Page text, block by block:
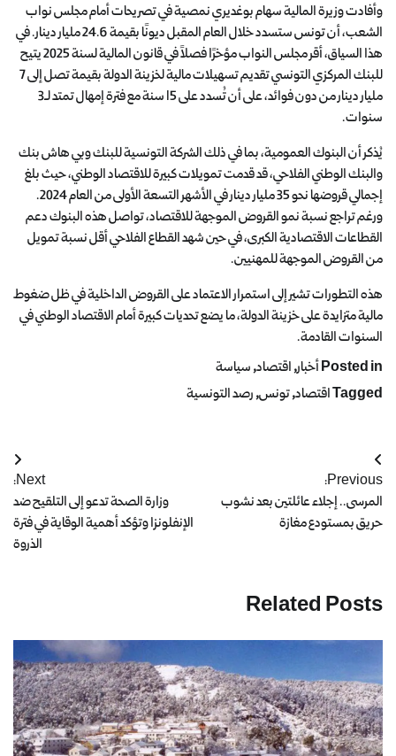
وأفادت وزيرة المالية سهام بوغديري نمصية في تصريحات أمام مجلس نواب
الشعب، أن تونس ستسدد خلال العام المقبل ديونًا بقيمة 24.6 مليار دينار. في
هذا السياق، أقر مجلس النواب مؤخرًا فصلاً في قانون المالية لسنة 2025 يتيح
للبنك المركزي التونسي تقديم تسهيلات مالية لخزينة الدولة بقيمة تصل إلى 7
مليار دينار من دون فوائد، على أن تُسدد على 15 سنة مع فترة إمهال تمتد لـ3
سنوات.
يُذكر أن البنوك العمومية، بما في ذلك الشركة التونسية للبنك وبي هاش بنك
والبنك الوطني الفلاحي، قد قدمت تمويلات كبيرة للاقتصاد الوطني، حيث بلغ
إجمالي قروضها نحو 35 مليار دينار في الأشهر التسعة الأولى من العام 2024.
ورغم تراجع نسبة نمو القروض الموجهة للاقتصاد، تواصل هذه البنوك دعم
القطاعات الاقتصادية الكبرى، في حين شهد القطاع الفلاحي أقل نسبة تمويل
من القروض الموجهة للمهنيين.
هذه التطورات تشير إلى استمرار الاعتماد على القروض الداخلية في ظل ضغوط
مالية متزايدة على خزينة الدولة، ما يضع تحديات كبيرة أمام الاقتصاد الوطني في
السنوات القادمة.
Posted inأخبار,اقتصاد,سياسة
Taggedاقتصاد,تونس,رصد التونسية
Previous:
المرسى.. إجلاء عائلتين بعد نشوب
حريق بمستودع مغازة
Next:
وزارة الصحة تدعو إلى التلقيح ضد
الإنفلونزا وتؤكد أهمية الوقاية في فترة
الذروة
Related Posts